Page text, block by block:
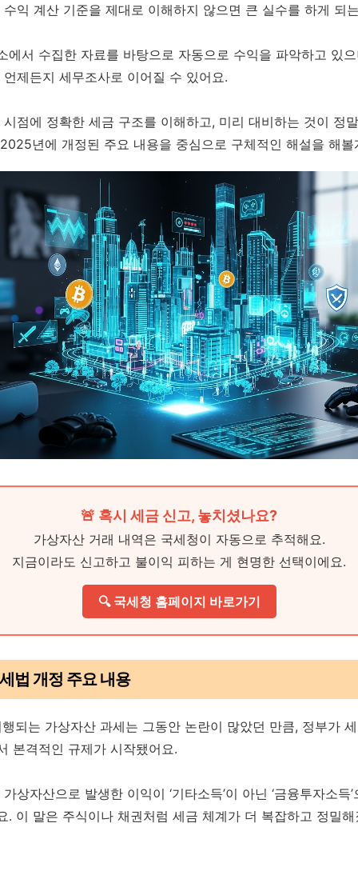
익 계산 기준을 제대로 이해하지 않으면 큰 실수를 하게 되
에서 수집한 자료를 바탕으로 자동으로 수익을 파악하고 있
제든지 세무조사로 이어질 수 있어요.
점에 정확한 세금 구조를 이해하고, 미리 대비하는 것이 정
년에 개정된 주요 내용을 중심으로 구체적인 해설을 해볼
🚨 혹시 세금 신고, 놓치셨나요?
가상자산 거래 내역은 국세청이 자동으로 추적해요.
지금이라도 신고하고 불이익 피하는 게 현명한 선택이에요.
🔍 국세청 홈페이지 바로가기
법 개정 주요 내용
되는 가상자산 과세는 그동안 논란이 많았던 만큼, 정부가
본격적인 규제가 시작됐어요.
상자산으로 발생한 이익이 ‘기타소득’이 아닌 ‘금융투자소득
. 이 말은 주식이나 채권처럼 세금 체계가 더 복잡하고 정밀